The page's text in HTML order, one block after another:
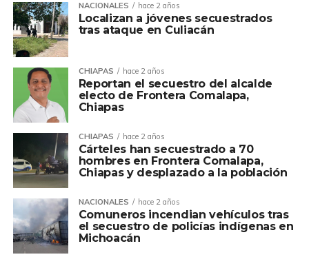
NACIONALES hace 2 años
Localizan a jóvenes secuestrados
tras ataque en Culiacán
CHIAPAS hace 2 años
Reportan el secuestro del alcalde
electo de Frontera Comalapa,
Chiapas
CHIAPAS hace 2 años
Cárteles han secuestrado a 70
hombres en Frontera Comalapa,
Chiapas y desplazado a la población
NACIONALES hace 2 años
Comuneros incendian vehículos tras
el secuestro de policías indígenas en
Michoacán